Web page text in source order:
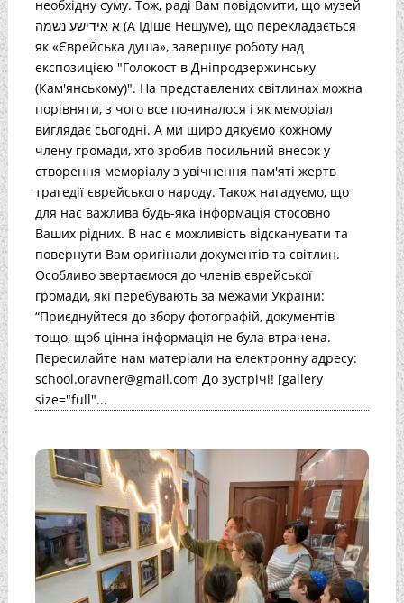
необхідну суму. Тож, раді Вам повідомити, що музей
א אידישע נשמה (А Ідіше Нешуме), що перекладається
як «Єврейська душа», завершує роботу над
експозицією "Голокост в Дніпродзержинську
(Кам'янському)". На представлених світлинах можна
порівняти, з чого все починалося і як меморіал
виглядає сьогодні. А ми щиро дякуємо кожному
члену громади, хто зробив посильний внесок у
створення меморіалу з увічнення пам'яті жертв
трагедії єврейського народу. Також нагадуємо, що
для нас важлива будь-яка інформація стосовно
Ваших рідних. В нас є можливість відсканувати та
повернути Вам оригінали документів та світлин.
Особливо звертаємося до членів єврейської
громади, які перебувають за межами України:
“Приєднуйтеся до збору фотографій, документів
тощо, щоб цінна інформація не була втрачена.
Пересилайте нам матеріали на електронну адресу:
school.oravner@gmail.com До зустрічі! [gallery
size="full"...